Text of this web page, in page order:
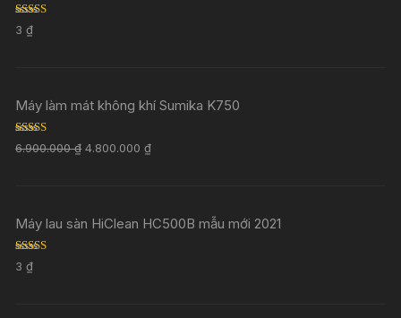
Rated
out of 5
3₫
Máy làm mát không khí Sumika K750
Rated 5.00
out of 5
6.900.000₫ 4.800.000₫
Máy lau sàn HiClean HC500B mẫu mới 2021
Rated
out of 5
3₫